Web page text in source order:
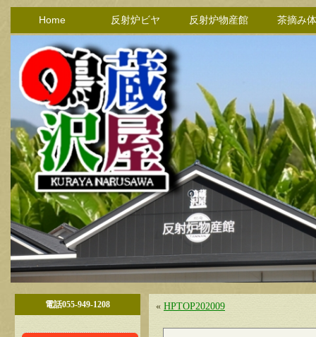
Home 反射炉ビヤ 反射炉物産館 茶摘み
電話055-949-1208 « HPTOP202009